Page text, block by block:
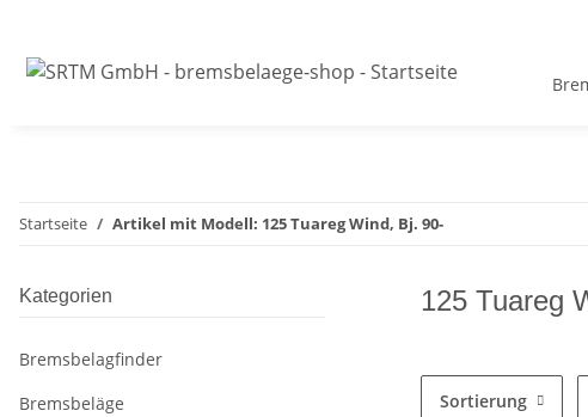
Startseite Artikel mit Modell: 125 Tuareg Wind, Bj. 90-
125 Tuareg
Sortierung
Kategorien
Bremsbelagfinder
Bremsbeläge